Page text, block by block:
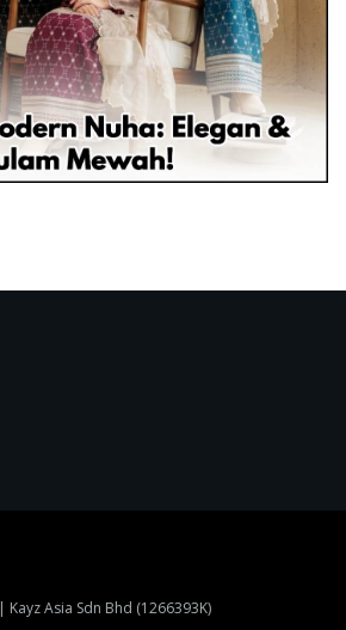
| Kayz Asia Sdn Bhd (1266393K)